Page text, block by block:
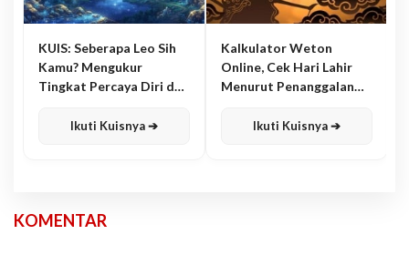
KUIS: Seberapa Leo Sih
Kamu? Mengukur
Tingkat Percaya Diri dan
Ikuti Kuisnya ➔
Kalkulator Weton
Online, Cek Hari Lahir
Menurut Penanggalan
Ikuti Kuisnya ➔
KOMENTAR